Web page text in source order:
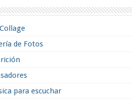
de Fotos
para escuchar